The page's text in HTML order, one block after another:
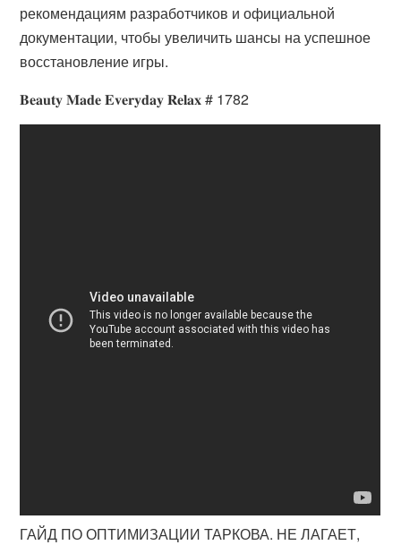
рекомендациям разработчиков и официальной
документации, чтобы увеличить шансы на успешное
восстановление игры.
𝐁𝐞𝐚𝐮𝐭𝐲 𝐌𝐚𝐝𝐞 𝐄𝐯𝐞𝐫𝐲𝐝𝐚𝐲 𝐑𝐞𝐥𝐚𝐱 # 1782
ГАЙД ПО ОПТИМИЗАЦИИ ТАРКОВА. НЕ ЛАГАЕТ,